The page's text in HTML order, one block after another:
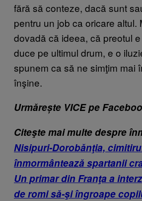
fără să conteze, dacă sunt
pentru un job ca oricare altul.
dovadă că ideea, că preotul
duce pe ultimul drum, e o
spunem ca să ne simţim mai
înşine.
Urmărește VICE pe
Citeşte mai multe despre
Nisipuri-Dorobănţia,
înmormântează spartanii
Un primar din Franţa a
de romi să-şi îngroape